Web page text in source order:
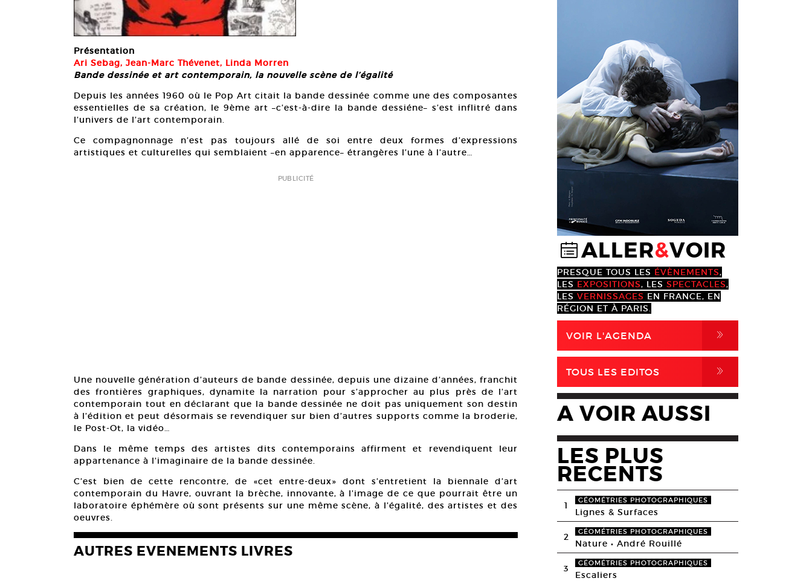
Présentation
Ari Sebag, Jean-Marc Thévenet, Linda Morren
Bande dessinée et art contemporain, la nouvelle scène de l’égalité
Depuis les années 1960 où le Pop Art citait la bande dessinée comme une des composantes
essentielles de sa création, le 9ème art –c’est-à-dire la bande dessiéne– s’est inflitré dans
l’univers de l’art contemporain.
Ce compagnonnage n’est pas toujours allé de soi entre deux formes d’expressions
artistiques et culturelles qui semblaient –en apparence– étrangères l’une à l’autre…
PUBLICITÉ
Une nouvelle génération d’auteurs de bande dessinée, depuis une dizaine d’années, franchit
des frontières graphiques, dynamite la narration pour s’approcher au plus près de l’art
contemporain tout en déclarant que la bande dessinée ne doit pas uniquement son destin
à l’édition et peut désormais se revendiquer sur bien d’autres supports comme la broderie,
le Post-Ot, la vidéo…
Dans le même temps des artistes dits contemporains affirment et revendiquent leur
appartenance à l’imaginaire de la bande dessinée.
C’est bien de cette rencontre, de «cet entre-deux» dont s’entretient la biennale d’art
contemporain du Havre, ouvrant la brèche, innovante, à l’image de ce que pourrait être un
laboratoire éphémère où sont présents sur une même scène, à l’égalité, des artistes et des
oeuvres.
AUTRES EVENEMENTS LIVRES
@ALLER&VOIR
PRESQUE TOUS LES ÉVÈNEMENTS,
LES EXPOSITIONS, LES SPECTACLES,
LES VERNISSAGES EN FRANCE, EN
RÉGION ET À PARIS.
VOIR L'AGENDA ,
TOUS LES EDITOS ,
A VOIR AUSSI
LES PLUS
RECENTS
1 GÉOMÉTRIES PHOTOGRAPHIQUES
Lignes & Surfaces
2 GÉOMÉTRIES PHOTOGRAPHIQUES
Nature • André Rouillé
3 GÉOMÉTRIES PHOTOGRAPHIQUES
Escaliers